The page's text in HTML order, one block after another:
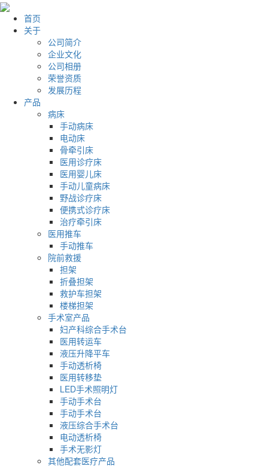
首页
关于
公司简介
企业文化
公司相册
荣誉资质
发展历程
产品
病床
手动病床
电动床
骨牵引床
医用诊疗床
医用婴儿床
手动儿童病床
野战诊疗床
便携式诊疗床
治疗牵引床
医用推车
手动推车
院前救援
担架
折叠担架
救护车担架
楼梯担架
手术室产品
妇产科综合手术台
医用转运车
液压升降平车
手动透析椅
医用转移垫
LED手术照明灯
手动手术台
手动手术台
液压综合手术台
电动透析椅
手术无影灯
其他配套医疗产品